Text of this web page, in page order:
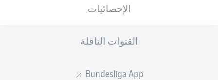
الإحصائيات
القنوات الناقلة
Bundesliga App